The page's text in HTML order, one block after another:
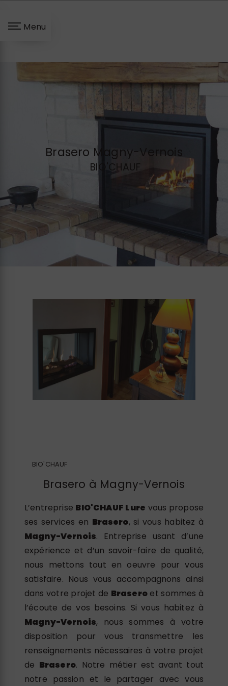
Menu
Brasero Magny-Vernois
BIO'CHAUF
BIO'CHAUF
Brasero à Magny-Vernois
L’entreprise BIO'CHAUF Lure vous propose
ses services en Brasero, si vous habitez à
Magny-Vernois. Entreprise usant d’une
expérience et d’un savoir-faire de qualité,
nous mettons tout en oeuvre pour vous
satisfaire. Nous vous accompagnons ainsi
dans votre projet de Braseroet sommes à
l’écoute de vos besoins. Si vous habitez à
Magny-Vernois, nous sommes à votre
disposition pour vous transmettre les
renseignements nécessaires à votre projet
de Brasero. Notre métier est avant tout
notre passion et le partager avec vous